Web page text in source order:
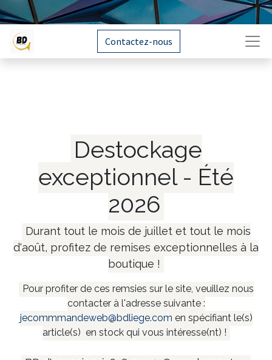
Contactez-nous
Destockage
exceptionnel - Été
2026
Durant tout le mois de juillet et tout le mois
d'août, profitez de remises exceptionnelles à la
boutique !
Pour profiter de ces remsies sur le site, veuillez nous
contacter à l'adresse suivante :
jecommmandeweb@bdliege.com en spécifiant le(s)
article(s) en stock qui vous intéresse(nt) !